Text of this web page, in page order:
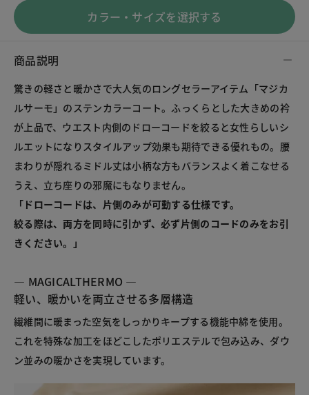
カラー・サイズを選択する
商品説明
驚きの軽さと暖かさで大人気のロングセラーアイテム「マジカ
ルサーモ」のステンカラーコート。ふっくらとした大きめの衿
が上品で、ウエスト内側のドローコードを絞ると女性らしいシ
ルエットになりスタイルアップ効果も期待できる優れもの。腰
まわりが隠れるミドル丈は小柄な方もバランスよく着こなせる
うえ、立ち座りの邪魔にもなりません。
「ドローコードは、片側のみが可動する仕様です。
絞る際は、両方を同時に引かず、必ず片側のコードのみをお引
きください。」
― MAGICALTHERMO ―
軽い、暖かいを両立させる多層構造
繊維間に暖まった空気をしっかりキープする機能中綿を使用。
これを特殊な加工をほどこしたポリエステルで包み込み、ダウ
ン並みの暖かさを実現しています。